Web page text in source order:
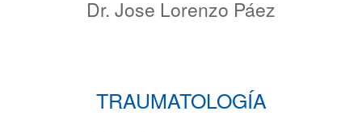
Dr. Jose Lorenzo Páez
TRAUMATOLOGÍA